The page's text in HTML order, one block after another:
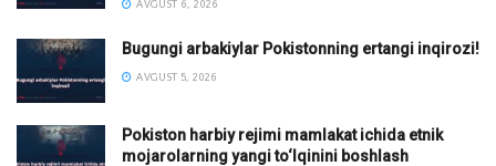
AVGUST 6, 2026
Bugungi arbakiylar Pokistonning ertangi inqirozi!
AVGUST 5, 2026
Pokiston harbiy rejimi mamlakat ichida etnik
mojarolarning yangi to‘lqinini boshlash